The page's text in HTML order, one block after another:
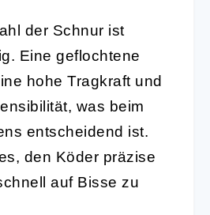
der Schnur ist
Eine geflochtene
hohe Tragkraft und
was beim
entscheidend ist.
den Köder präzise
auf Bisse zu